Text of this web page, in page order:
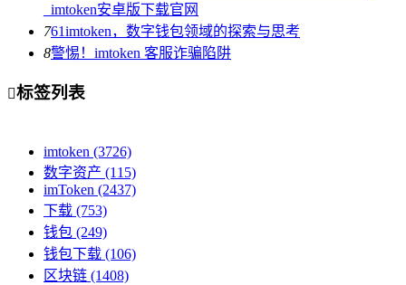
_imtoken安卓版下载官网
761imtoken，数字钱包领域的探索与思考
8警惕！imtoken 客服诈骗陷阱
标签列表
imtoken (3726)
数字资产 (115)
imToken (2437)
下载 (753)
钱包 (249)
钱包下载 (106)
区块链 (1408)